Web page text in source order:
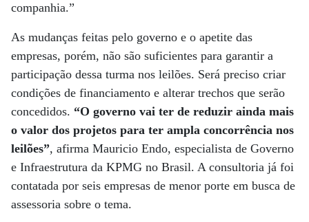
companhia.”
As mudanças feitas pelo governo e o apetite das
empresas, porém, não são suficientes para garantir a
participação dessa turma nos leilões. Será preciso criar
condições de financiamento e alterar trechos que serão
concedidos. “O governo vai ter de reduzir ainda mais
o valor dos projetos para ter ampla concorrência nos
leilões”, afirma Mauricio Endo, especialista de Governo
e Infraestrutura da KPMG no Brasil. A consultoria já foi
contatada por seis empresas de menor porte em busca de
assessoria sobre o tema.